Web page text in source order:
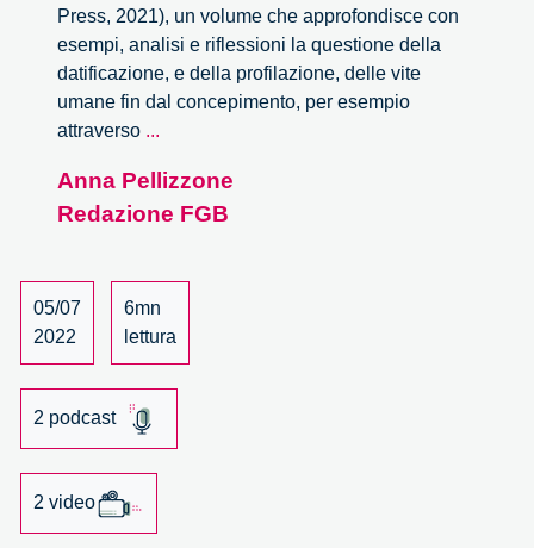
Press, 2021), un volume che approfondisce con
esempi, analisi e riflessioni la questione della
datificazione, e della profilazione, delle vite
umane fin dal concepimento, per esempio
attraverso ...
dell’algoritmo.
Incontro
Veronica
Barassi
Anna Pellizzone
Redazione FGB
05/07
2022
6mn
lettura
2 podcast
2 video